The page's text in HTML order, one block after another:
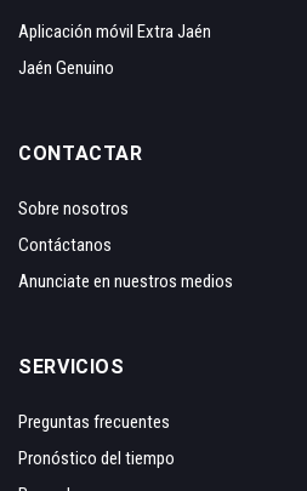
Aplicación móvil Extra Jaén
Jaén Genuino
CONTACTAR
Sobre nosotros
Contáctanos
Anunciate en nuestros medios
SERVICIOS
Preguntas frecuentes
Pronóstico del tiempo